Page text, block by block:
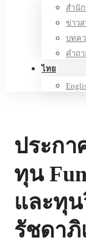
สำนั
ข่าวส
บทค
คำถ
ไทย
ประก
ทุน
และทุ
รัชดา